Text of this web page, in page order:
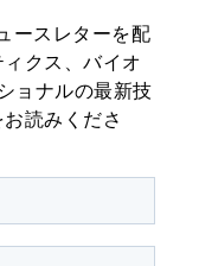
ースレターを配
クス、バイオ
ョナルの最新技
読みくださ